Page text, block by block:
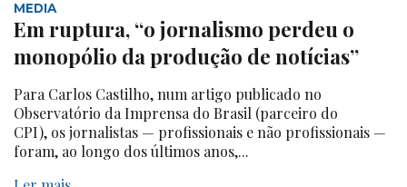
MEDIA
Em ruptura, “o jornalismo perdeu o
monopólio da produção de notícias”
Para Carlos Castilho, num artigo publicado no
Observatório da Imprensa do Brasil (parceiro do
CPI), os jornalistas — profissionais e não profissionais —
foram, ao longo dos últimos anos,...